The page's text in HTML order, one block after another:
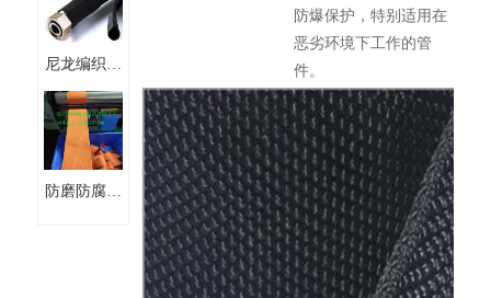
尼龙编织护
套管尼龙织
带纵包管
防磨防腐防
防爆保护，特别适用在
恶劣环境下工作的管
件。